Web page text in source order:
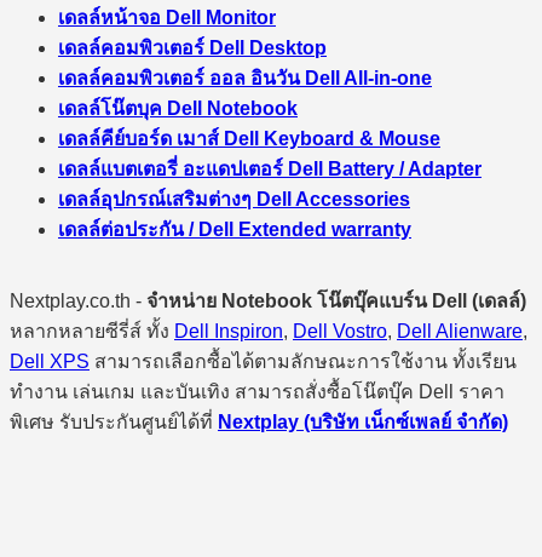
เดลล์หน้าจอ Dell Monitor
เดลล์คอมพิวเตอร์ Dell Desktop
เดลล์คอมพิวเตอร์ ออล อินวัน Dell All-in-one
เดลล์โน๊ตบุค Dell Notebook
เดลล์คีย์บอร์ด เมาส์ Dell Keyboard & Mouse
เดลล์แบตเตอรี่ อะแดปเตอร์ Dell Battery / Adapter
เดลล์อุปกรณ์เสริมต่างๆ Dell Accessories
เดลล์ต่อประกัน / Dell Extended warranty
Nextplay.co.th - จำหน่าย Notebook โน๊ตบุ๊คแบร์น Dell (เดลล์)
หลากหลายซีรี่ส์ ทั้ง Dell Inspiron, Dell Vostro, Dell Alienware,
Dell XPS สามารถเลือกซื้อได้ตามลักษณะการใช้งาน ทั้งเรียน
ทำงาน เล่นเกม และบันเทิง สามารถสั่งซื้อโน๊ตบุ๊ค Dell ราคา
พิเศษ รับประกันศูนย์ได้ที่ Nextplay (บริษัท เน็กซ์เพลย์ จำกัด)